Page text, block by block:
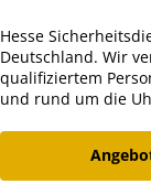
Hesse
Deutschland. Wir
qualifiziertem
und rund um die